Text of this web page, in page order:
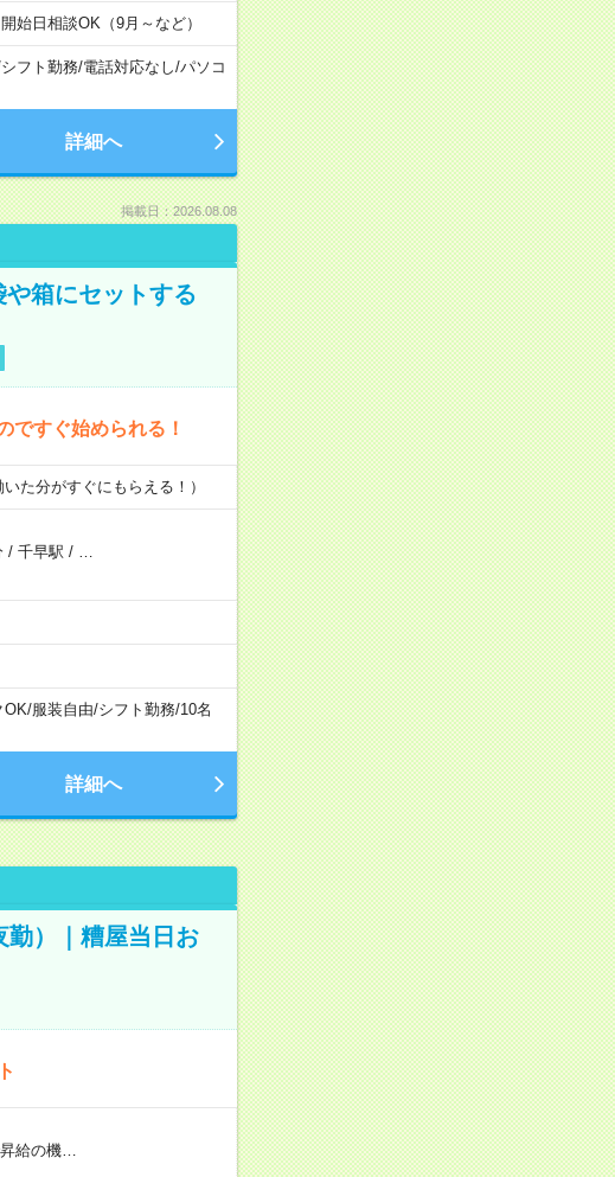
日相談OK（9月～など）
シフト勤務/電話対応なし/パソコ
詳細へ
掲載日：2026.08.08
や箱にセットする
ですぐ始められる！
た分がすぐにもらえる！）
/ 千早駅 /
OK/服装自由/シフト勤務/10名
詳細へ
）｜糟屋当日お
給の機…